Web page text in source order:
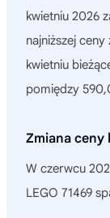
kwietniu 2026
najniższej ceny
kwietniu
pomiędzy
Zmiana ceny
W czerwcu
LEGO 71469